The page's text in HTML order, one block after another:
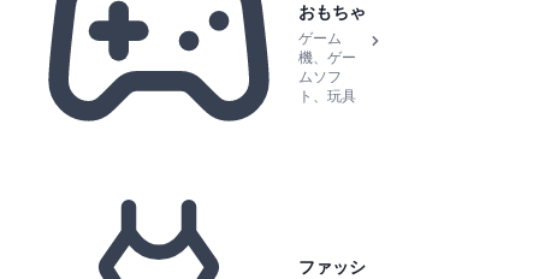
おもちゃ
ゲーム
機、ゲー
ムソフ
ト、玩具
ファッシ